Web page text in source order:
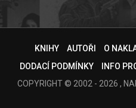
KNIHY AUTOŘI O
DODACÍ PODMÍNKY
INFO
COPYRIGHT © 2002 - 2026 ,